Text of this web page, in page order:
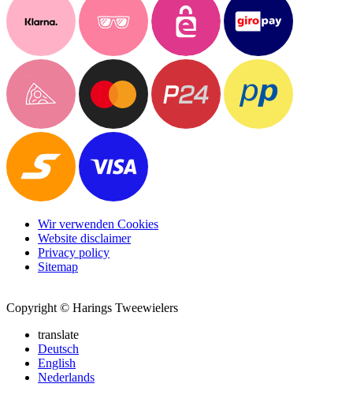
Wir verwenden Cookies
Website disclaimer
Privacy policy
Sitemap
Copyright © Harings Tweewielers
translate
Deutsch
English
Nederlands